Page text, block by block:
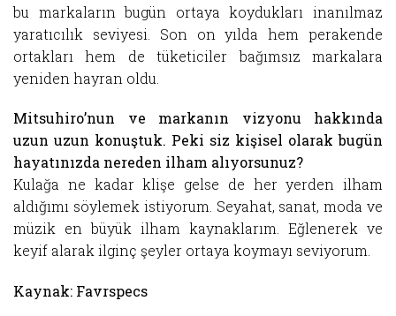
bu markaların bugün ortaya koydukları inanılmaz
yaratıcılık seviyesi. Son on yılda hem perakende
ortakları hem de tüketiciler bağımsız markalara
yeniden hayran oldu.
Mitsuhiro’nun ve markanın vizyonu hakkında
uzun uzun konuştuk. Peki siz kişisel olarak bugün
hayatınızda nereden ilham alıyorsunuz?
Kulağa ne kadar klişe gelse de her yerden ilham
aldığımı söylemek istiyorum. Seyahat, sanat, moda ve
müzik en büyük ilham kaynaklarım. Eğlenerek ve
keyif alarak ilginç şeyler ortaya koymayı seviyorum.
Kaynak: Favrspecs